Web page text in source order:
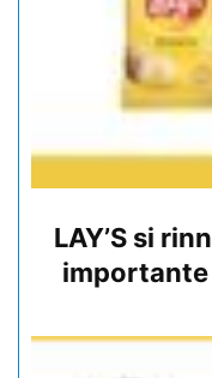
LAY’S si
importante